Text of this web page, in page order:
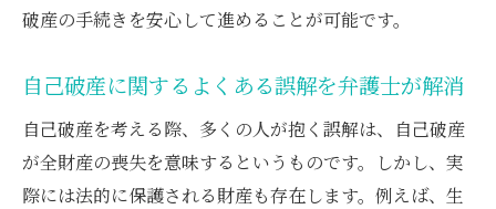
破産の手続きを安心して進めることが可能です。
自己破産に関するよくある誤解を弁護士が解消
自己破産を考える際、多くの人が抱く誤解は、自己破産
が全財産の喪失を意味するというものです。しかし、実
際には法的に保護される財産も存在します。例えば、生